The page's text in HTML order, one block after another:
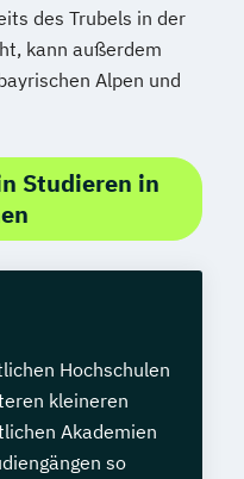
des Trubels in der
kann außerdem
Alpen und
Studieren in
Hochschulen
kleineren
Akademien
so